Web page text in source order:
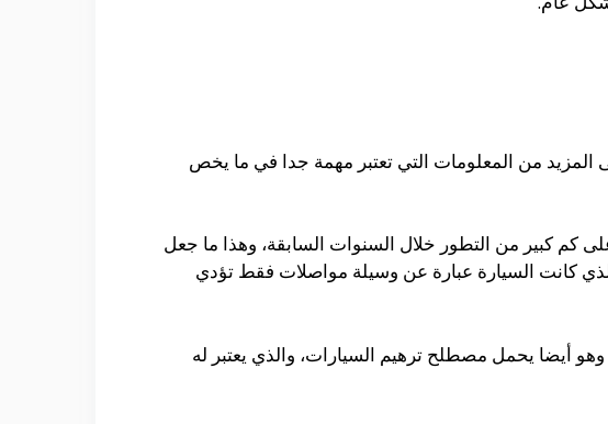
من المعلومات التي تعتبر مهمة جدا في ما يخص
كم كبير من التطور خلال السنوات السابقة، وهذا ما جعل
كانت السيارة عبارة عن وسيلة مواصلات فقط تؤدي
أيضا يحمل مصطلح ترهيم السيارات، والذي يعتبر له